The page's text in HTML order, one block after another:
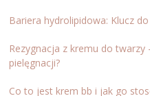
Bariera hydrolipidowa: Klucz
Rezygnacja z kremu do
pielęgnacji?
Co to jest krem bb i jak go